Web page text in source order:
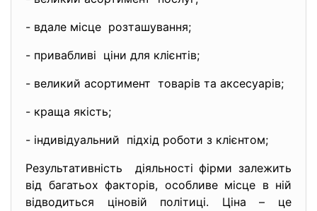
- вдале місце розташування;
- привабливі ціни для клієнтів;
- великий асортимент товарів та аксесуарів;
- краща якість;
- індивідуальний підхід роботи з клієнтом;
Результативність діяльності фірми залежить
від багатьох факторів, особливе місце в ній
відводиться ціновій політиці. Ціна – це